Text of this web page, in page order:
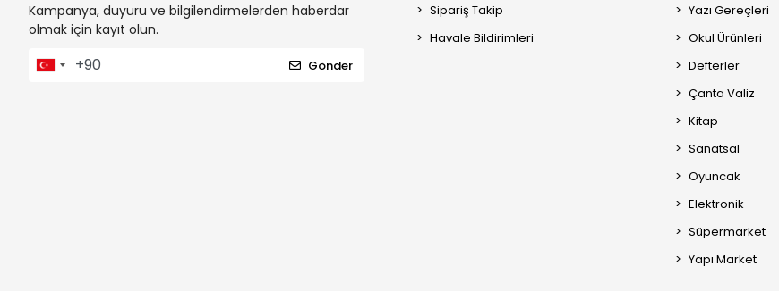
Kampanya, duyuru ve bilgilendirmelerden haberdar
olmak için kayıt olun.
Gönder
Sipariş Takip
Havale Bildirimleri
Yazı Gereçleri
Okul Ürünleri
Defterler
Çanta Valiz
Kitap
Sanatsal
Oyuncak
Elektronik
Süpermarket
Yapı Market